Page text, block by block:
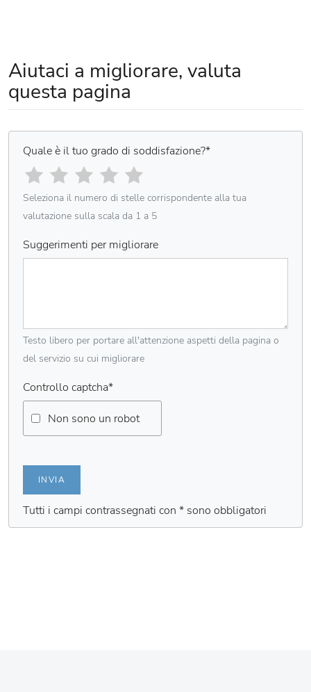
Aiutaci a migliorare, valuta
questa pagina
Quale è il tuo grado di soddisfazione?*
Seleziona il numero di stelle corrispondente alla tua
valutazione sulla scala da 1 a 5
Suggerimenti per migliorare
Testo libero per portare all'attenzione aspetti della pagina o
del servizio su cui migliorare
Controllo captcha*
Non sono un robot
INVIA
Tutti i campi contrassegnati con * sono obbligatori